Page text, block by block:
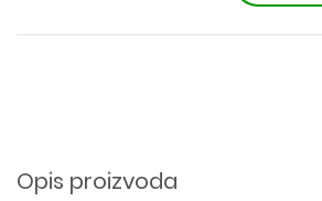
Opis proizvoda